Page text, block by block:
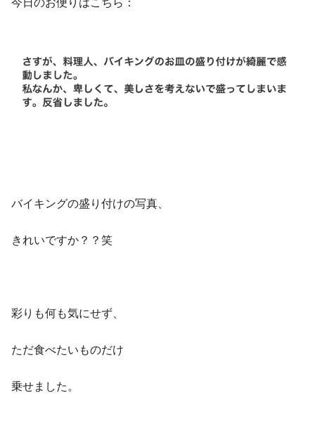
今日のお便りはこちら：
バイキングの盛り付けの写真、
きれいですか？？笑
彩りも何も気にせず、
ただ食べたいものだけ
乗せました。